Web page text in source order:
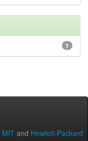
1
MIT and Hewlett-Packard